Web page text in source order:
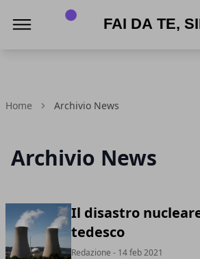
Home Archivio News
Archivio News
Il disastro
tedesco
Redazione - 14 feb 2021